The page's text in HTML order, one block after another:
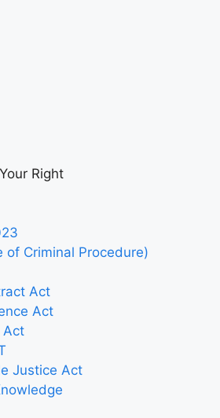
Right
of Criminal Procedure)
Act
Act
Act
Justice Act